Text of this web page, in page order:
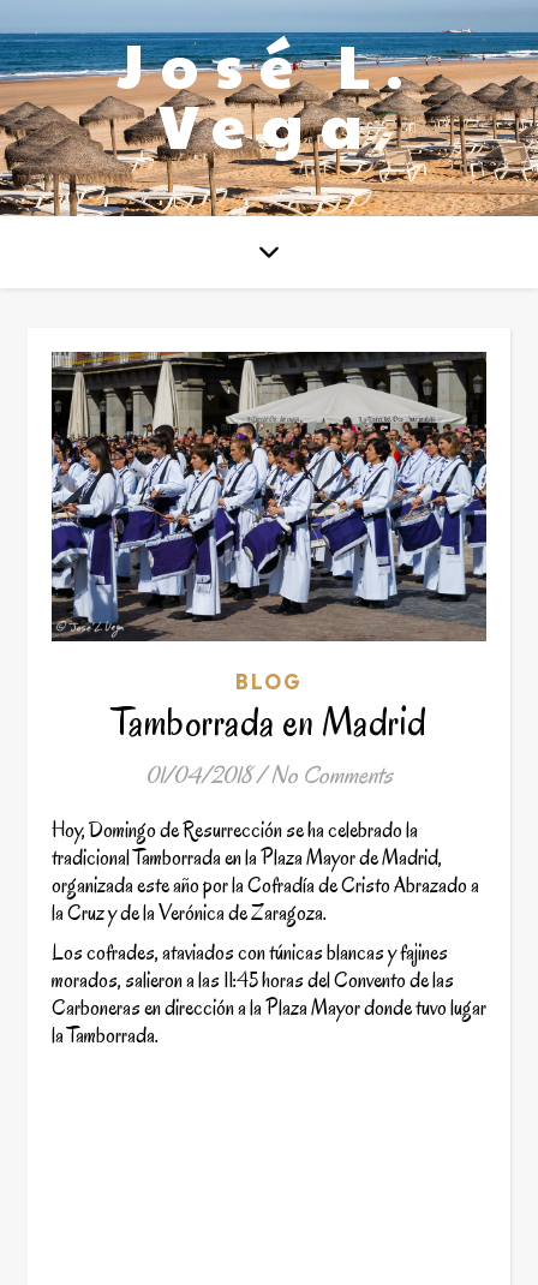
José L.
Vega
BLOG
Tamborrada en Madrid
01/04/2018/No Comments
Hoy, Domingo de Resurrección se ha celebrado la
tradicional Tamborrada en la Plaza Mayor de Madrid,
organizada este año por la Cofradía de Cristo Abrazado a
la Cruz y de la Verónica de Zaragoza.
Los cofrades, ataviados con túnicas blancas y fajines
morados, salieron a las 11:45 horas del Convento de las
Carboneras en dirección a la Plaza Mayor donde tuvo lugar
la Tamborrada.